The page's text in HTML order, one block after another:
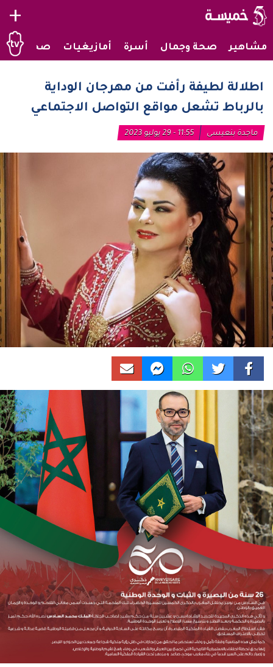
+
مشاهير صحة وجمال أسرة أمازيغيات صحراويات
اطلالة لطيفة رأفت من مهرجان الوداية
بالرباط تشعل مواقع التواصل الاجتماعي
ماجدة بنعيسى 11:55 - 29 يوليو 2023